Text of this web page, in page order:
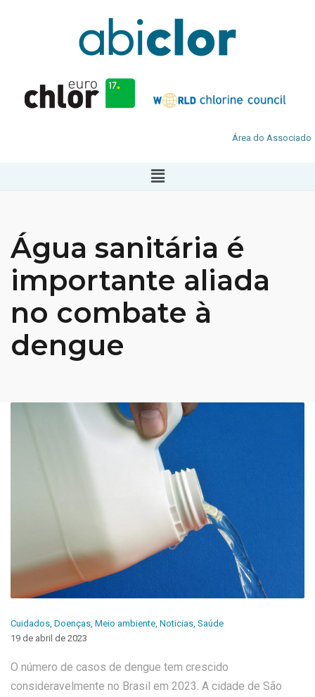
Área do Associado
Água sanitária é
importante aliada
no combate à
dengue
Cuidados Doenças Meio ambiente Noticias Saúde
19 de abril de 2023
O número de casos de dengue tem crescido
consideravelmente no Brasil em 2023. A cidade de São